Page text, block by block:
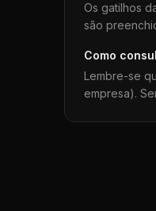
Os gatilhos
são
Como
Lembre-se
empresa).